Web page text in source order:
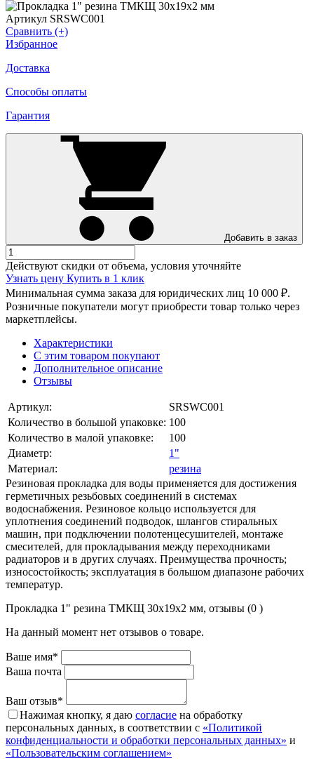
Артикул SRSWC001
Сравнить (+)
Избранное
Доставка
Способы оплаты
Гарантия
Добавить в заказ
Действуют скидки от объема, условия уточняйте
Узнать цену Купить в 1 клик
Минимальная сумма заказа для юридических лиц 10 000 ₽.
Розничные покупатели могут приобрести товар только через
маркетплейсы.
Характеристики
С этим товаром покупают
Дополнительное описание
Отзывы
Артикул:
SRSWC001
Количество в большой упаковке: 100
Количество в малой упаковке:
100
Диаметр:
1"
Материал:
резина
Резиновая прокладка для воды применяется для достижения
герметичных резьбовых соединений в системах
водоснабжения. Резиновое кольцо используется для
уплотнения соединений подводок, шлангов стиральных
машин, при подключении полотенцесушителей, монтаже
смесителей, для прокладывания между переходниками
радиаторов и в других случаях. Преимущества прочность;
износостойкость; эксплуатация в большом диапазоне рабочих
температур.
Прокладка 1" резина ТМКЩ 30х19х2 мм, отзывы (0 )
На данный момент нет отзывов о товаре.
Ваше имя*
Ваша почта
Ваш отзыв*
Нажимая кнопку, я даю согласие на обработку
персональных данных, в соответствии с «Политикой
конфиденциальности и обработки персональных данных» и
«Пользовательским соглашением»